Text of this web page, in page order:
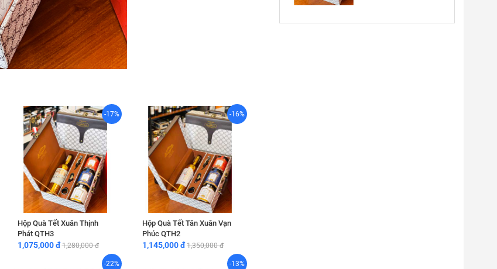
-17%
Hộp Quà Tết Xuân Thịnh
Phát QTH3
1,075,000 đ1,280,000 đ
-16%
Hộp Quà Tết Tân Xuân Vạn
Phúc QTH2
1,145,000 đ1,350,000 đ
-22% -13%